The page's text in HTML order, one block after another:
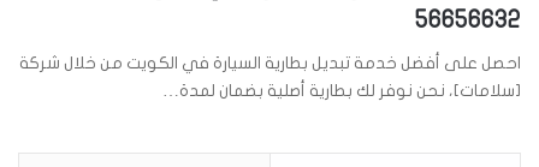
56656632
احصل على أفضل خدمة تبديل بطارية السيارة في الكويت من خلال شركة
[سلامات]، نحن نوفر لك بطارية أصلية بضمان لمدة…